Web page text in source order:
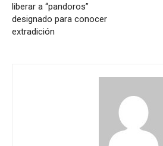
liberar a “pandoros”
designado para conocer
extradición